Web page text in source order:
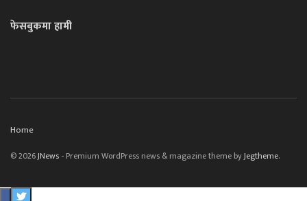
फेसबुकमा हामी
Home
© 2026JNews - Premium WordPress news & magazine theme byJegtheme.